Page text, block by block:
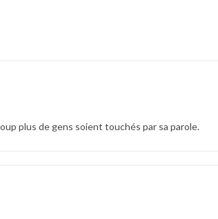
plus de gens soient touchés par sa parole.